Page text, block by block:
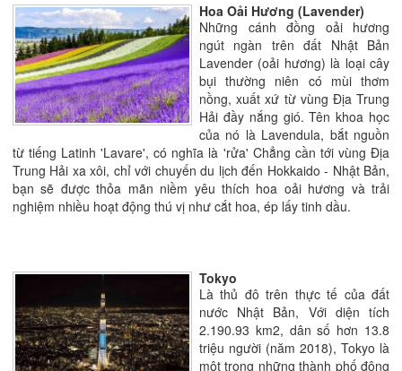
Hoa Oải Hương (Lavender)
Những cánh đồng oải hương
ngút ngàn trên đất Nhật Bản
Lavender (oải hương) là loại cây
bụi thường niên có mùi thơm
nồng, xuất xứ từ vùng Địa Trung
Hải đầy nắng gió. Tên khoa học
của nó là Lavendula, bắt nguồn
từ tiếng Latinh 'Lavare', có nghĩa là 'rửa' Chẳng cần tới vùng Địa
Trung Hải xa xôi, chỉ với chuyến du lịch đến Hokkaido - Nhật Bản,
bạn sẽ được thỏa mãn niềm yêu thích hoa oải hương và trải
nghiệm nhiều hoạt động thú vị như cắt hoa, ép lấy tinh dầu.
Tokyo
Là thủ đô trên thực tế của đất
nước Nhật Bản, Với diện tích
2.190.93 km2, dân số hơn 13.8
triệu người (năm 2018), Tokyo là
một trong những thành phố đông